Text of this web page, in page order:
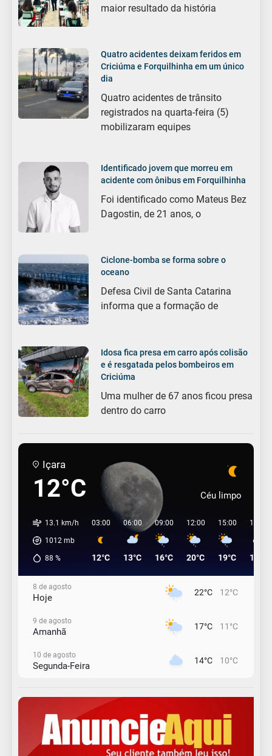
maior resultado da história
Quatro acidentes deixam feridos em
Criciúma e Forquilhinha em um único
dia
Quatro acidentes de trânsito
registrados na quarta-feira (5)
mobilizaram equipes
Identificado jovem que morreu em
acidente com ônibus em Forquilhinha
Foi identificado como Mateus Bez
Dagostin, de 21 anos, o
Ciclone-bomba se forma sobre o
oceano
Defesa Civil de Santa Catarina
informa que a formação de
Idosa fica presa em carro após colisão
e é resgatada pelos bombeiros em
Criciúma
Uma mulher de 67 anos ficou presa
dentro do carro
Içara
12°C Céu limpo
13.1 km/h
1012 mb
88 %
03:00
12°C
06:00
13°C
09:00
16°C
12:00
20°C
15:00
19°C
18:00
17°C
8 de agosto
Hoje 22°C 12°C
9 de agosto
Amanhã 17°C 11°C
10 de agosto
Segunda-Feira 14°C 10°C
Terça-Feira 13°C 11°C
12 de agosto
Quarta-Feira